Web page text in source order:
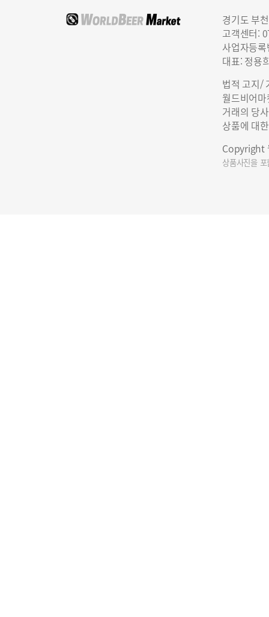
경기도 부
고객센터:
사업자등
대표: 정용
법적 고지/
월드비어
거래의 당
상품에 대
Copyright
상품사진을